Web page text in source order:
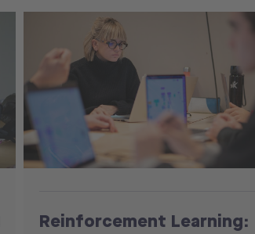
Reinforcement Learning: